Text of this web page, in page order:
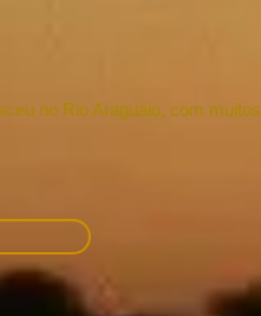
no Rio Araguaio, com muitos